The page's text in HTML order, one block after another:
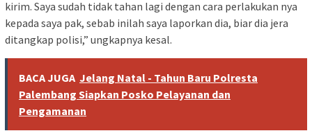
kirim. Saya sudah tidak tahan lagi dengan cara perlakukan nya
kepada saya pak, sebab inilah saya laporkan dia, biar dia jera
ditangkap polisi,” ungkapnya kesal.
BACA JUGA Jelang Natal - Tahun Baru Polresta
Palembang Siapkan Posko Pelayanan dan
Pengamanan